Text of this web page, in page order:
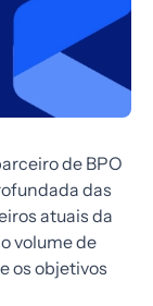
de BPO
das
atuais da
volume de
os objetivos